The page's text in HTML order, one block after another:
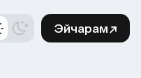
Эйчарам↗